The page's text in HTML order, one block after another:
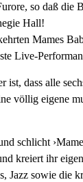
so daß
Hall!
Mames
Live-
dass alle
völlig eigene
schlicht
kreiert ihr
Jazz sowie